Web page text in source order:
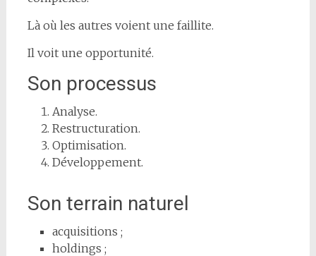
Là où les autres voient une faillite.
Il voit une opportunité.
Son processus
Analyse.
Restructuration.
Optimisation.
Développement.
Son terrain naturel
acquisitions ;
holdings ;